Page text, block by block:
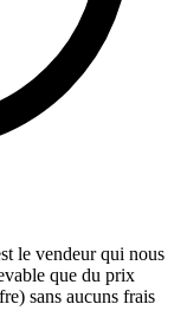
le vendeur qui nous
que du prix
sans aucuns frais